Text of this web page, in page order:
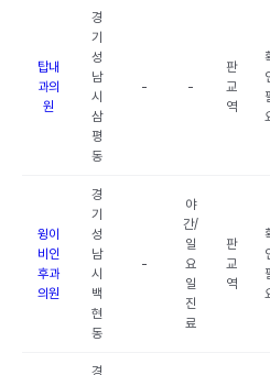
탑내
과의
원
경
기
성
남
시
삼
평
동
- -
판
교
역
윙이
비인
후과
의원
경
기
성
남
시
백
현
동
-
야
간/
일
요
일
진
료
판
교
역
경